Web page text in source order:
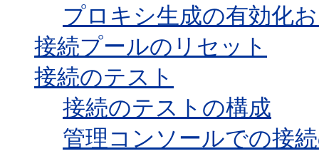
プロキシ生成の有効化
接続プールのリセット
接続のテスト
接続のテストの構成
管理コンソールでの接